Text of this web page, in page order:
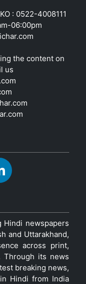
: 0522-4008111
06:00pm
the content on
us
newspapers
and Uttarakhand,
across print,
Through its news
breaking news,
Hindi from India